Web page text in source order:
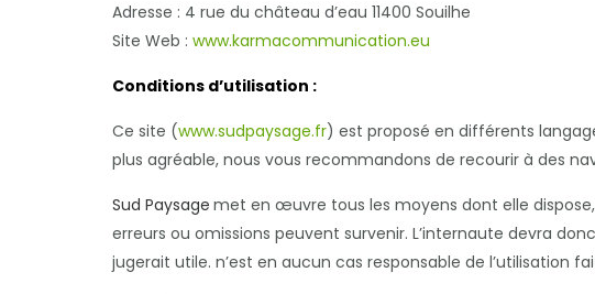
Adresse : 4 rue du château d’eau 11400 Souilhe
Site Web : www.karmacommunication.eu
Conditions d’utilisation :
Ce site (www.sudpaysage.fr) est proposé en différents
plus agréable, nous vous recommandons de recourir à des
Sud Paysage met en œuvre tous les moyens dont elle
erreurs ou omissions peuvent survenir. L’internaute devra
jugerait utile. n’est en aucun cas responsable de